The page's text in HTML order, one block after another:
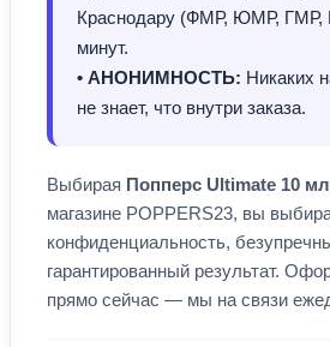
Краснодару (ФМР, ЮМР, ГМР,
минут.
• АНОНИМНОСТЬ: Никаких
не знает, что внутри заказа.
Выбирая Попперс Ultimate 10 мл
магазине POPPERS23, вы
конфиденциальность,
гарантированный результат.
прямо сейчас — мы на связи